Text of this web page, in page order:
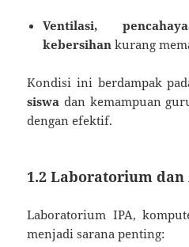
Ventilasi,
kebersihan kurang
Kondisi ini berdampak
siswa dan kemampuan
dengan efektif.
1.2 Laboratorium
Laboratorium IPA,
menjadi sarana penting: